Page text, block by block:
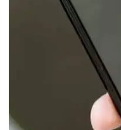
г. Киев, ул. Крещатик 44-А
г. Киев, ТЦ LAKE PLAZA, ул. Героев
г. Киев, Комфорт Таун, ул.